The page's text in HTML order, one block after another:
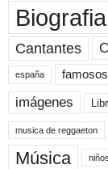
Biografia
Cantantes
españa famosos
imágenes
musica de reggaeton
Música niños